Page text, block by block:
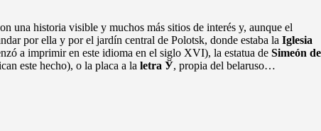
una historia visible y muchos más sitios de interés y, aunque el
por ella y por el jardín central de Polotsk, donde estaba la Iglesia
a imprimir en este idioma en el siglo XVI), la estatua de Simeón de
este hecho), o la placa a la letra Ў, propia del belaruso…